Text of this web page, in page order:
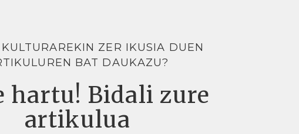
ZER IKUSIA DUEN
BAT DAUKAZU?
hartu! Bidali zure
artikulua